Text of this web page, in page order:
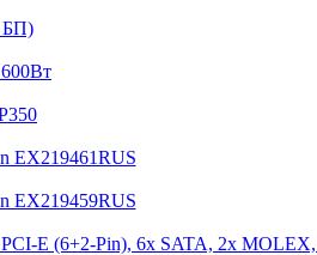
БП)
EX219461RUS
EX219459RUS
E (6+2-Pin), 6x SATA, 2x MOLEX,